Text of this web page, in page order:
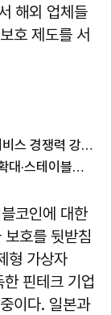
해외 업체들
호 제도를 서
토스, 서클과 스테이블코인 협력…"결제 서비스 경쟁력 강화"
외국인 원화거래 장벽 철폐…현지 직거래 확대·스테이블코인 제도화 시동
코인에 대한
호를 뒷받침
형 가상자
핀테크 기업
이다. 일본과